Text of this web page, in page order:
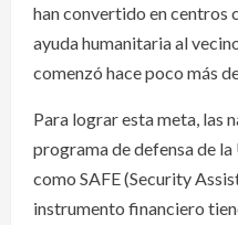
han convertido en centros
ayuda humanitaria al
comenzó hace poco más
Para lograr esta meta, las
programa de defensa de
como SAFE (Security
instrumento financiero